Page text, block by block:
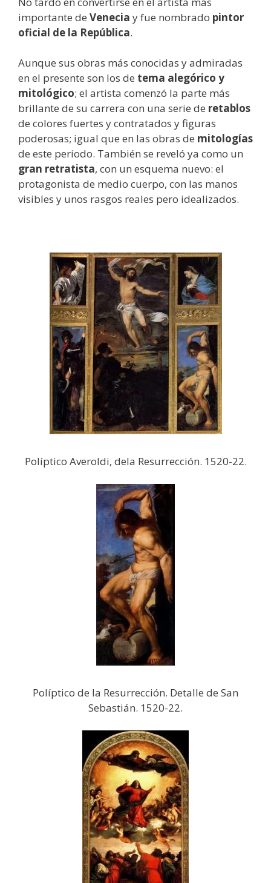
importante de Venecia y fue nombrado pintor
oficial de la República.
Aunque sus obras más conocidas y admiradas
en el presente son los de tema alegórico y
mitológico; el artista comenzó la parte más
brillante de su carrera con una serie de retablos
de colores fuertes y contratados y figuras
poderosas; igual que en las obras de mitologías
de este periodo. También se reveló ya como un
gran retratista, con un esquema nuevo: el
protagonista de medio cuerpo, con las manos
visibles y unos rasgos reales pero idealizados.
Políptico Averoldi, dela Resurrección. 1520-22.
Políptico de la Resurrección. Detalle de San
Sebastián. 1520-22.